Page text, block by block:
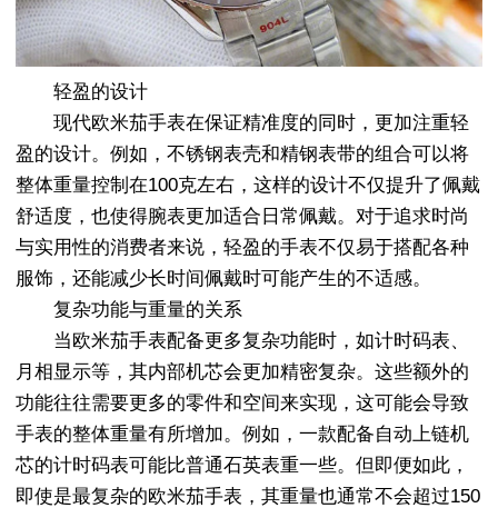
轻盈的设计
现代欧米茄手表在保证精准度的同时，更加注重轻
盈的设计。例如，不锈钢表壳和精钢表带的组合可以将
整体重量控制在100克左右，这样的设计不仅提升了佩戴
舒适度，也使得腕表更加适合日常佩戴。对于追求时尚
与实用性的消费者来说，轻盈的手表不仅易于搭配各种
服饰，还能减少长时间佩戴时可能产生的不适感。
复杂功能与重量的关系
当欧米茄手表配备更多复杂功能时，如计时码表、
月相显示等，其内部机芯会更加精密复杂。这些额外的
功能往往需要更多的零件和空间来实现，这可能会导致
手表的整体重量有所增加。例如，一款配备自动上链机
芯的计时码表可能比普通石英表重一些。但即便如此，
即使是最复杂的欧米茄手表，其重量也通常不会超过150